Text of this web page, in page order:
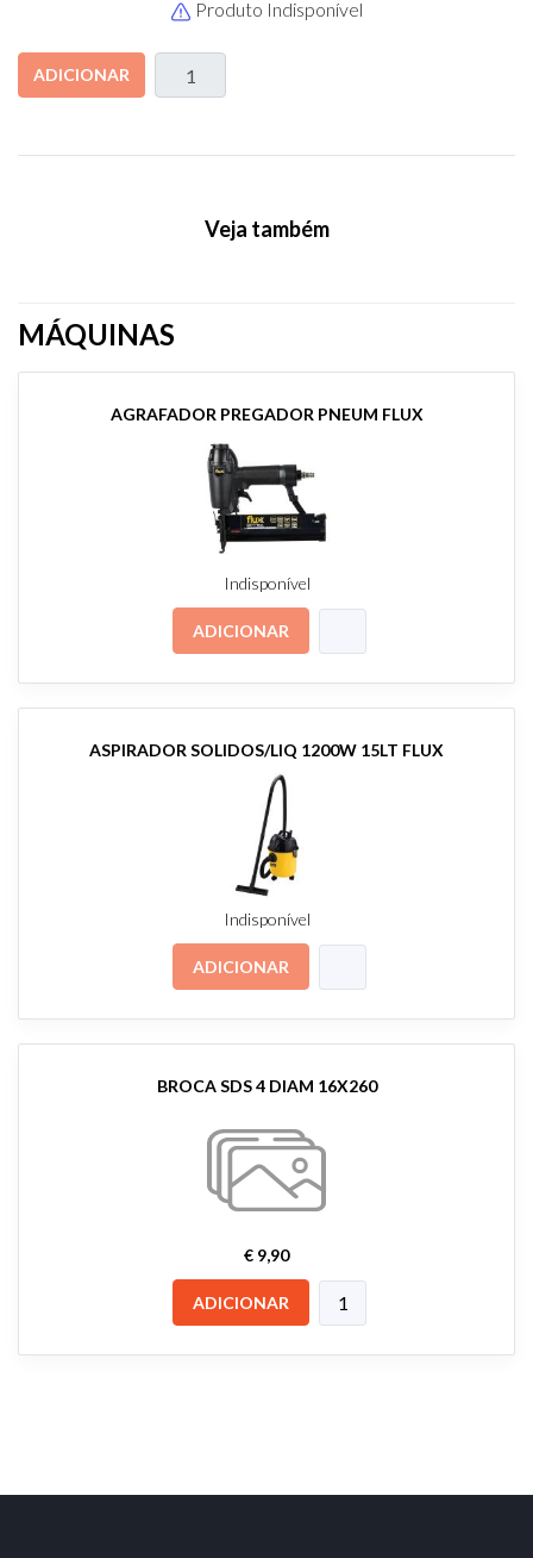
Produto Indisponível
ADICIONAR
Veja também
MÁQUINAS
AGRAFADOR PREGADOR PNEUM FLUX
Indisponível
ADICIONAR
ASPIRADOR SOLIDOS/LIQ 1200W 15LT FLUX
Indisponível
ADICIONAR
BROCA SDS 4 DIAM 16X260
€ 9,90
ADICIONAR